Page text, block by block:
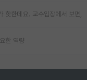
핫한데요. 교수입장에서 보면,
한 역량